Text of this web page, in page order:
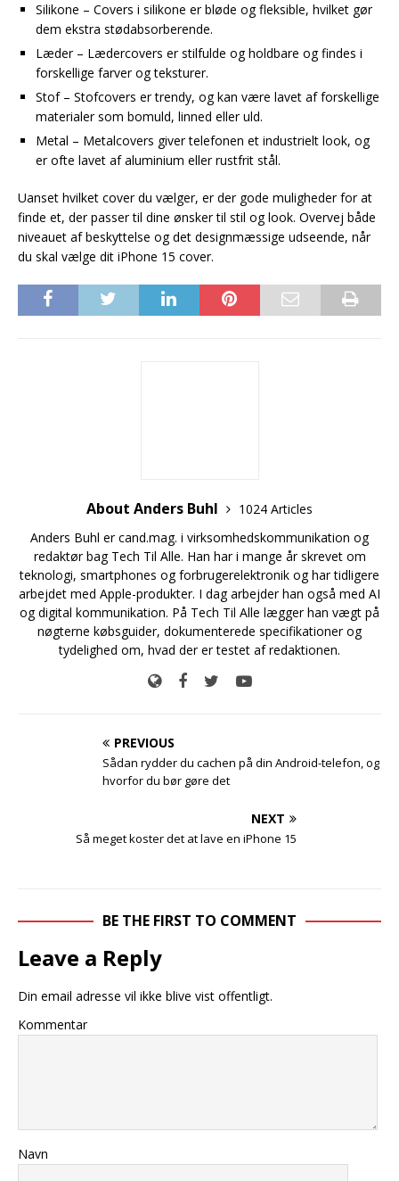
Silikone – Covers i silikone er bløde og fleksible, hvilket gør
dem ekstra stødabsorberende.
Læder – Lædercovers er stilfulde og holdbare og findes i
forskellige farver og teksturer.
Stof – Stofcovers er trendy, og kan være lavet af forskellige
materialer som bomuld, linned eller uld.
Metal – Metalcovers giver telefonen et industrielt look, og
er ofte lavet af aluminium eller rustfrit stål.
Uanset hvilket cover du vælger, er der gode muligheder for at
finde et, der passer til dine ønsker til stil og look. Overvej både
niveauet af beskyttelse og det designmæssige udseende, når
du skal vælge dit iPhone 15 cover.
About Anders Buhl
1024 Articles
Anders Buhl er cand.mag. i virksomhedskommunikation og
redaktør bag Tech Til Alle. Han har i mange år skrevet om
teknologi, smartphones og forbrugerelektronik og har tidligere
arbejdet med Apple-produkter. I dag arbejder han også med AI
og digital kommunikation. På Tech Til Alle lægger han vægt på
nøgterne købsguider, dokumenterede specifikationer og
tydelighed om, hvad der er testet af redaktionen.
PREVIOUS
Sådan rydder du cachen på din Android-telefon, og
hvorfor du bør gøre det
NEXT
Så meget koster det at lave en iPhone 15
BE THE FIRST TO COMMENT
Leave a Reply
Din email adresse vil ikke blive vist offentligt.
Kommentar
Navn